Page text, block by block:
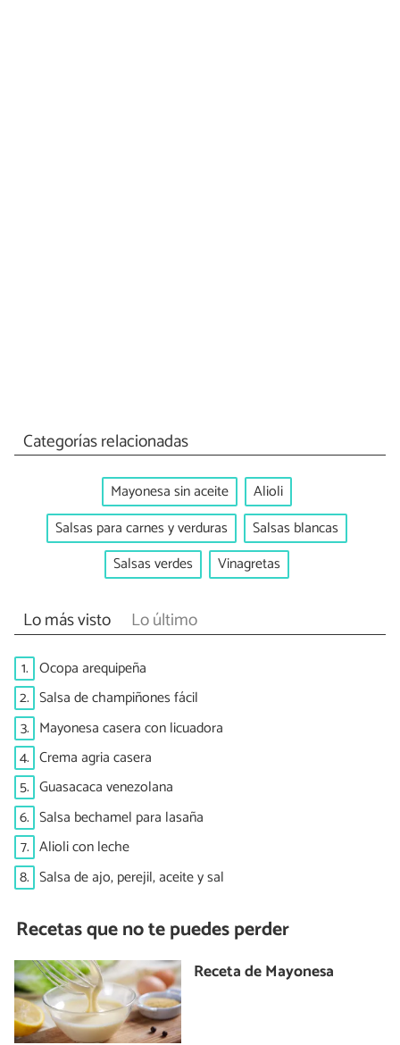
Categorías relacionadas
Mayonesa sin aceite
Alioli
Salsas para carnes y verduras
Salsas blancas
Salsas verdes
Vinagretas
Lo más visto Lo último
1. Ocopa arequipeña
2. Salsa de champiñones fácil
3. Mayonesa casera con licuadora
4. Crema agria casera
5. Guasacaca venezolana
6. Salsa bechamel para lasaña
7. Alioli con leche
8. Salsa de ajo, perejil, aceite y sal
Recetas que no te puedes perder
Receta de Mayonesa